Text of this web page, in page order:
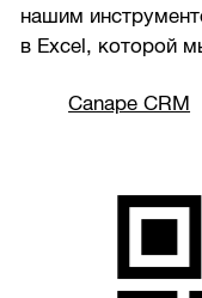
нашим
в Excel, которой
Canape CRM